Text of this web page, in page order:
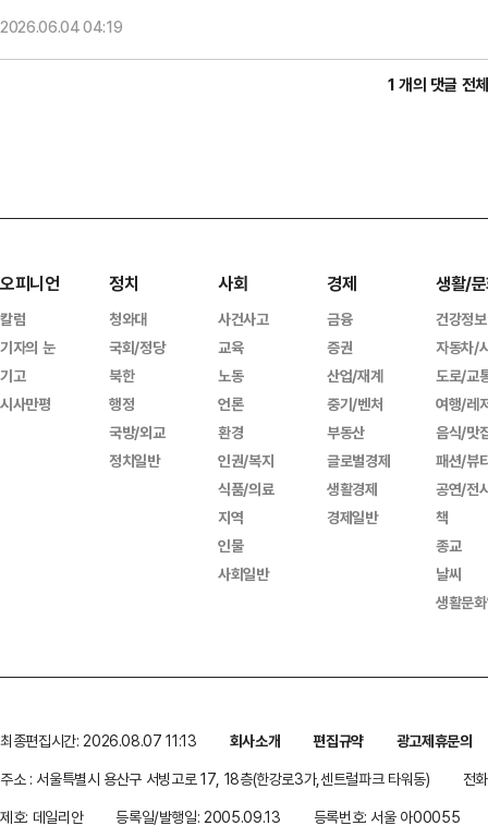
2026.06.0404:19
1 개의 댓글 전
오피니언
칼럼
기자의 눈
기고
시사만평
정치
청와대
국회/정당
북한
행정
국방/외교
정치일반
사회
사건사고
교육
노동
언론
환경
인권/복지
식품/의료
지역
인물
사회일반
경제
금융
증권
산업/재계
중기/벤처
부동산
글로벌경제
생활경제
경제일반
생활/
건강정보
자동차/
도로/교
여행/레
음식/맛
패션/뷰
공연/전
책
종교
날씨
생활문
최종편집시간: 2026.08.07 11:13 회사소개 편집규약
광고제휴문의
주소 : 서울특별시 용산구 서빙고로 17, 18층(한강로3가,센트럴파크 타워동)
전
제호: 데일리안
등록일/발행일: 2005.09.13 등록번호: 서울 아00055